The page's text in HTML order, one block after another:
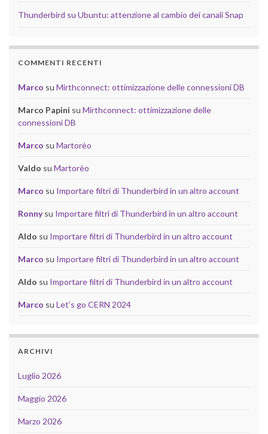
Thunderbird su Ubuntu: attenzione al cambio dei canali Snap
COMMENTI RECENTI
Marco su Mirthconnect: ottimizzazione delle connessioni DB
Marco Papini su Mirthconnect: ottimizzazione delle
connessioni DB
Marco su Martorèo
Valdo su Martorèo
Marco su Importare filtri di Thunderbird in un altro account
Ronnysu Importare filtri di Thunderbird in un altro account
Aldo su Importare filtri di Thunderbird in un altro account
Marco su Importare filtri di Thunderbird in un altro account
Aldo su Importare filtri di Thunderbird in un altro account
Marco su Let’s go CERN 2024
ARCHIVI
Luglio 2026
Maggio 2026
Marzo 2026